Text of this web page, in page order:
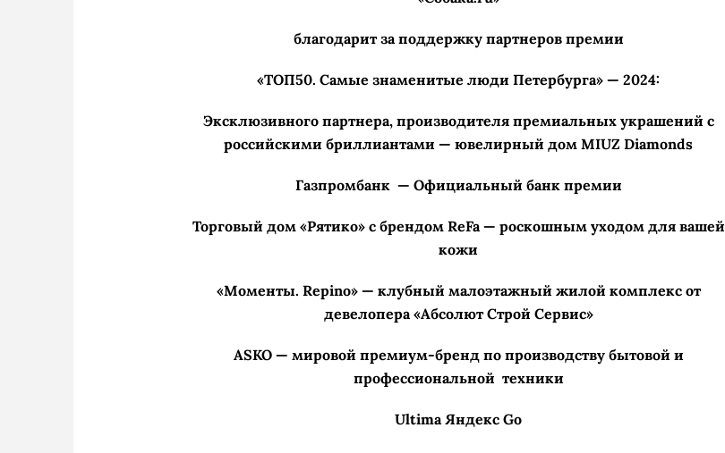
благодарит за поддержку партнеров премии
«ТОП50. Самые знаменитые люди Петербурга» — 2024:
Эксклюзивного партнера, производителя премиальных украшений с
российскими бриллиантами — ювелирный дом MIUZ Diamonds
Газпромбанк — Официальный банк премии
Торговый дом «Рятико» с брендом ReFa — роскошным уходом для вашей
кожи
«Моменты. Repino» — клубный малоэтажный жилой комплекс от
девелопера «Абсолют Строй Сервис»
ASKO — мировой премиум-бренд по производству бытовой и
профессиональной техники
Ultima Яндекс Go​​​​​​​